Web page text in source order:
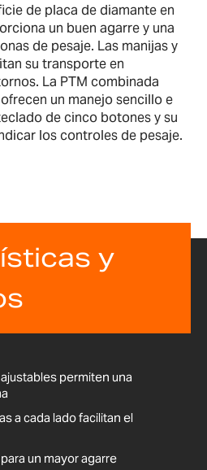
de placa de diamante en
un buen agarre y una
de pesaje. Las manijas y
su transporte en
La PTM combinada
un manejo sencillo e
de cinco botones y su
los controles de pesaje.
y
permiten una
a cada lado facilitan el
un mayor agarre